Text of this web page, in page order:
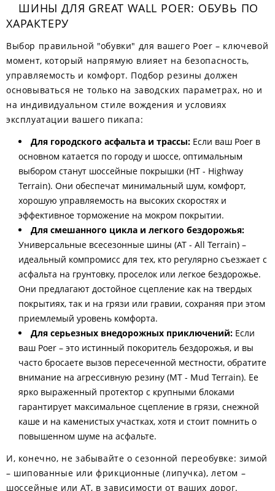
ШИНЫ ДЛЯ GREAT WALL POER: ОБУВЬ ПО
ХАРАКТЕРУ
Выбор правильной "обувки" для вашего Poer – ключевой
момент, который напрямую влияет на безопасность,
управляемость и комфорт. Подбор резины должен
основываться не только на заводских параметрах, но и
на индивидуальном стиле вождения и условиях
эксплуатации вашего пикапа:
Для городского асфальта и трассы: Если ваш Poer в
основном катается по городу и шоссе, оптимальным
выбором станут шоссейные покрышки (HT - Highway
Terrain). Они обеспечат минимальный шум, комфорт,
хорошую управляемость на высоких скоростях и
эффективное торможение на мокром покрытии.
Для смешанного цикла и легкого бездорожья:
Универсальные всесезонные шины (AT - All Terrain) –
идеальный компромисс для тех, кто регулярно съезжает с
асфальта на грунтовку, проселок или легкое бездорожье.
Они предлагают достойное сцепление как на твердых
покрытиях, так и на грязи или гравии, сохраняя при этом
приемлемый уровень комфорта.
Для серьезных внедорожных приключений: Если
ваш Poer – это истинный покоритель бездорожья, и вы
часто бросаете вызов пересеченной местности, обратите
внимание на агрессивную резину (MT - Mud Terrain). Ее
ярко выраженный протектор с крупными блоками
гарантирует максимальное сцепление в грязи, снежной
каше и на каменистых участках, хотя и стоит помнить о
повышенном шуме на асфальте.
И, конечно, не забывайте о сезонной переобувке: зимой
– шипованные или фрикционные (липучка), летом –
шоссейные или АТ, в зависимости от ваших дорог.